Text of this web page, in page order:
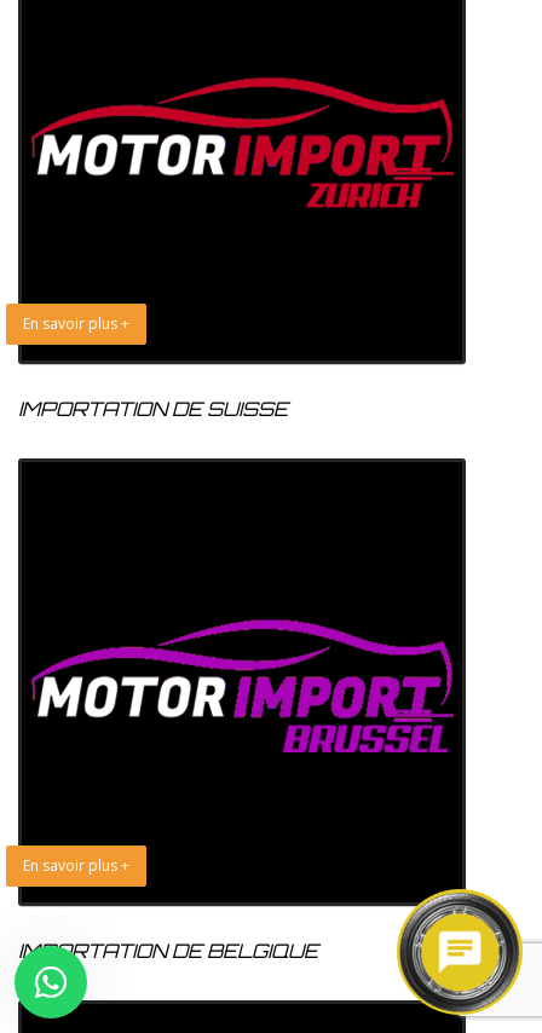
En savoir plus +
IMPORTATION DE SUISSE
En savoir plus +
IMPORTATION DE BELGIQUE